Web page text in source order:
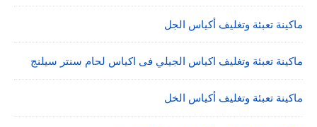
ماكينة تعبئة وتغليف أكياس الجل
ماكينة تعبئة وتغليف اكياس الجيلي فى اكياس لحام سنتر سيلنج
ماكينة تعبئة وتغليف أكياس الخل